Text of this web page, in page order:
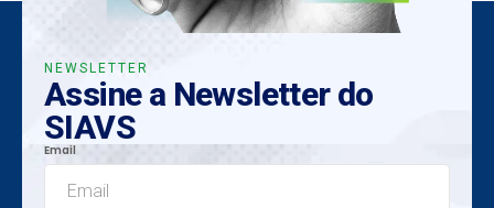
NEWSLETTER
Assine a Newsletter do
SIAVS
Email